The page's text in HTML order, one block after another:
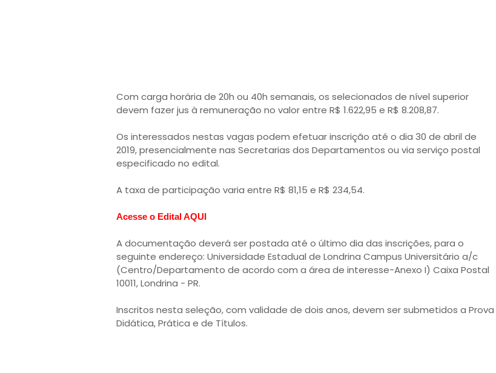
Com carga horária de 20h ou 40h semanais, os selecionados de nível superior
devem fazer jus à remuneração no valor entre R$ 1.622,95 e R$ 8.208,87.
Os interessados nestas vagas podem efetuar inscrição até o dia 30 de abril de
2019, presencialmente nas Secretarias dos Departamentos ou via serviço postal
especificado no edital.
A taxa de participação varia entre R$ 81,15 e R$ 234,54.
Acesse o Edital AQUI
A documentação deverá ser postada até o último dia das inscrições, para o
seguinte endereço: Universidade Estadual de Londrina Campus Universitário a/c
(Centro/Departamento de acordo com a área de interesse-Anexo I) Caixa Postal
10011, Londrina - PR.
Inscritos nesta seleção, com validade de dois anos, devem ser submetidos a Prova
Didática, Prática e de Títulos.